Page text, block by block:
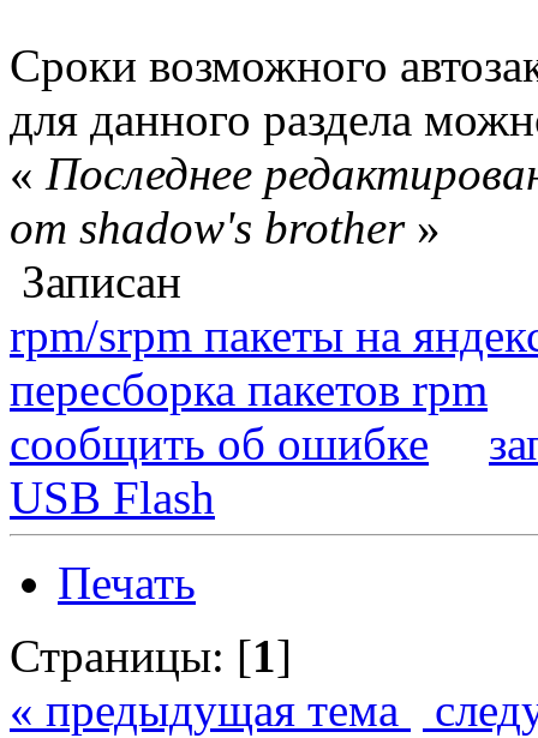
Сроки возможного
для данного раздела
« Последнее
от shadow's brother»
Записан
rpm/srpm пакеты на
пересборка пакетов rpm
сообщить об ошибке
USB Flash
Печать
Страницы: [1]
« предыдущая тема